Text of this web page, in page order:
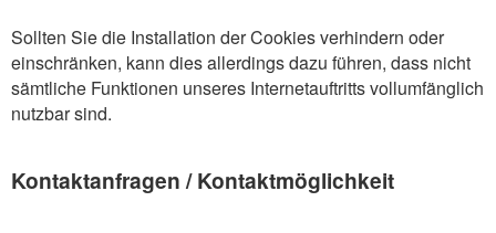
Sollten Sie die Installation der Cookies verhindern oder
einschränken, kann dies allerdings dazu führen, dass nicht
sämtliche Funktionen unseres Internetauftritts vollumfänglich
nutzbar sind.
Kontaktanfragen / Kontaktmöglichkeit